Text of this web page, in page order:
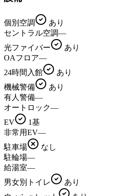
個別空調
あり
セントラル空調—
光ファイバー
あり
OAフロア—
24時間入館
あり
機械警備
あり
有人警備—
オートロック—
EV
1基
非常用EV—
駐車場
なし
駐輪場—
給湯室—
男女別トイレ
あり